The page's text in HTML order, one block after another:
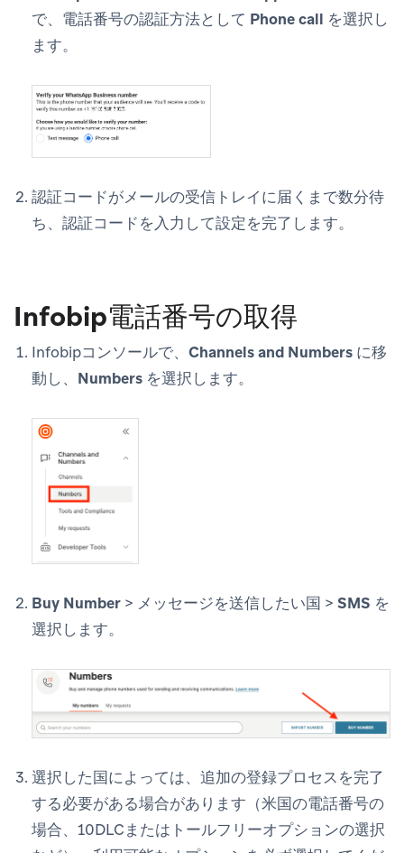
で、電話番号の認証方法として Phone call を選択し
ます。
認証コードがメールの受信トレイに届くまで数分待
ち、認証コードを入力して設定を完了します。
Infobip電話番号の取得
Infobipコンソールで、 Channels and Numbers に移
動し、 Numbers を選択します。
Buy Number > メッセージを送信したい国 > SMS を
選択します。
選択した国によっては、追加の登録プロセスを完了
する必要がある場合があります（米国の電話番号の
場合、10DLCまたはトールフリーオプションの選択